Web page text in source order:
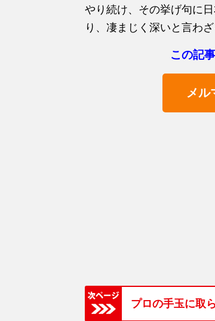
やり続け、その挙げ句に
り、凄まじく深いと言わ
この記
メル
プロの手玉に取